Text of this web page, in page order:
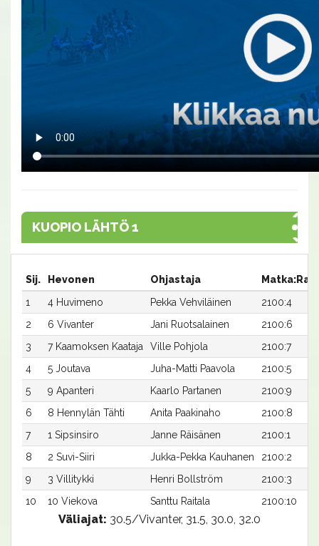
KUOPIO LÄHTÖ 1
Sij. Hevonen Ohjastaja
1
4 Huvimeno Pekka Vehviläinen
2100:4
2
6 Vivanter Jani Ruotsalainen
2100:6
3
7 Kaamoksen Kaataja Ville Pohjola
2100:7
4
5 Joutava Juha-Matti Paavola
2100:5
5
9 Apanteri Kaarlo Partanen
2100:9
6
8 Hennylän Tähti Anita Paakinaho
2100:8
7
1 Sipsinsiro Janne Räisänen
2100:1
8
2 Suvi-Siiri Jukka-Pekka Kauhanen
2100:2
9
3 Villitykki Henri Bollström
2100:3
10
10 Viekova Santtu Raitala 2100:10
Väliajat: 30.5/Vivanter, 31.5, 30.0, 32.0